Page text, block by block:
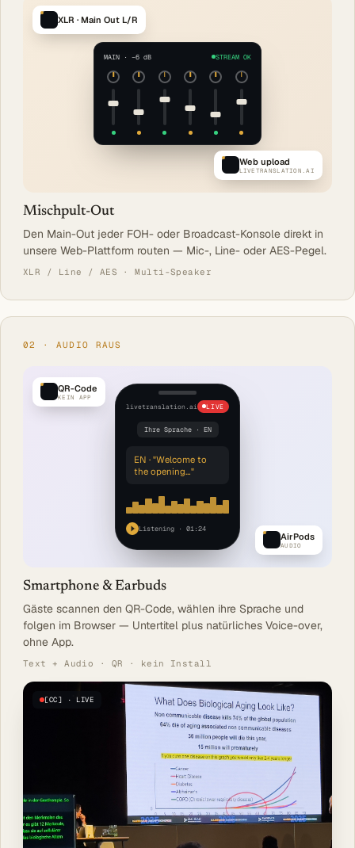
XLR · Main Out L/R
MAIN · −6 dB STREAM OK
Web upload
LIVETRANSLATION.AI
Mischpult-Out
Den Main-Out jeder FOH- oder Broadcast-Konsole direkt in
unsere Web-Plattform routen — Mic-, Line- oder AES-Pegel.
XLR / Line / AES · Multi-Speaker
02 · AUDIO RAUS
QR-Code
KEIN APP
livetranslation.ai
LIVE
Ihre Sprache · EN
EN · "Welcome to
the opening…"
Listening · 01:24
AirPods
AUDIO
Smartphone & Earbuds
Gäste scannen den QR-Code, wählen ihre Sprache und
folgen im Browser — Untertitel plus natürliches Voice-over,
ohne App.
Text + Audio · QR · kein Install
[CC] · LIVE